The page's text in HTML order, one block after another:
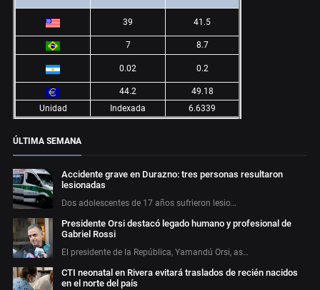
39 41.5
7 8.7
0.02 0.2
44.2
49.18
Unidad
Indexada 6.6339
ÚLTIMA SEMANA
Accidente grave en Durazno: tres personas resultaron
lesionadas
Dos adolescentes de 17 años sufrieron lesio…
Presidente Orsi destacó legado humano y profesional de
Gabriel Rossi
El presidente de la República, Yamandú Orsi, as…
CTI neonatal en Rivera evitará traslados de recién nacidos
en el norte del país